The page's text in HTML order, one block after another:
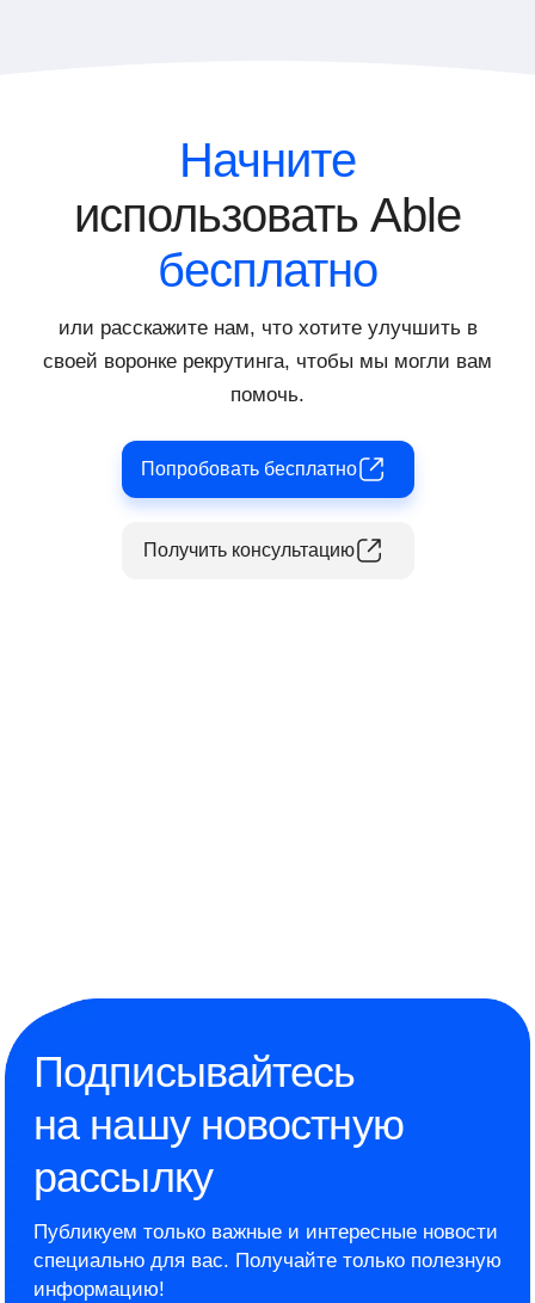
всестороннее представление о
потенциале кандидата, экономя при этом
Начните
использовать Able
бесплатно
или расскажите нам, что хотите улучшить в
своей воронке рекрутинга, чтобы мы могли вам
помочь.
Попробовать бесплатно
Получить консультацию
Подписывайтесь
на нашу новостную
рассылку
Публикуем только важные и интересные новости
специально для вас. Получайте только полезную
информацию!